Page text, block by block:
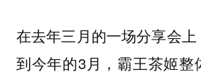
在去年三月的一场分享会
到今年的3月，霸王茶姬整